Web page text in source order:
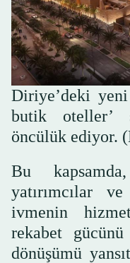
Diriye’deki
butik oteller’
öncülük ediyor.
Bu
yatırımcılar
ivmenin
rekabet
dönüşümü